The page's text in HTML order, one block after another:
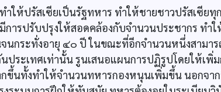
ให้ปรัสเซียเป็นรัฐทหาร ทำให้ชายชาวปรัสเซีย
ารปรับปรุงให้สอดคล้องกับจำนวนประชากร ทำ
กระทั่งอายุ ๔๐ ปี ในขณะที่อีกจำนวนหนึ่งสามาร
ประเทศเท่านั้น รูนเสนอแผนการปฏิรูปโดยให้เพิ่
ขึ้นทั้งทำให้จำนวนทหารกองหนุนเพิ่มขึ้น นอกจา